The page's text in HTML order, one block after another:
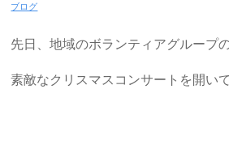
ブログ
先日、地域のボランティアグループ
素敵なクリスマスコンサートを開い